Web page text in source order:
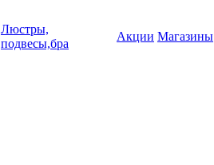
Люстры,
подвесы,бра
Акции Магазины